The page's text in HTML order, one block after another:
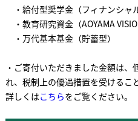
・給付型奨学金（フィナンシャ
・教育研究資金（AOYAMA
・万代基本基金（貯蓄型）
・ご寄付いただきました金額は
れ、税制上の優遇措置を受けるこ
詳しくはこちらをご覧ください。